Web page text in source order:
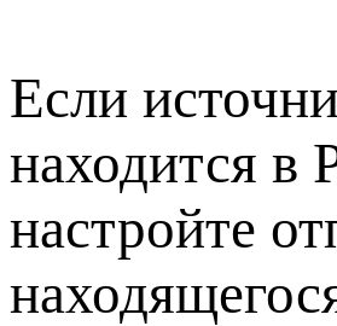
Если
находится в
настройте